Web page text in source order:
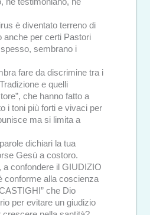
è diventato terreno di
anche per certi Pastori
sembrano i
fare da discrimine tra i
e quelli
che hanno fatto a
i toni più forti e vivaci per
ma si limita a
dichiari la tua
Gesù a costoro.
a confondere il GIUDIZIO
conforme alla coscienza
che Dio
per evitare un giudizio